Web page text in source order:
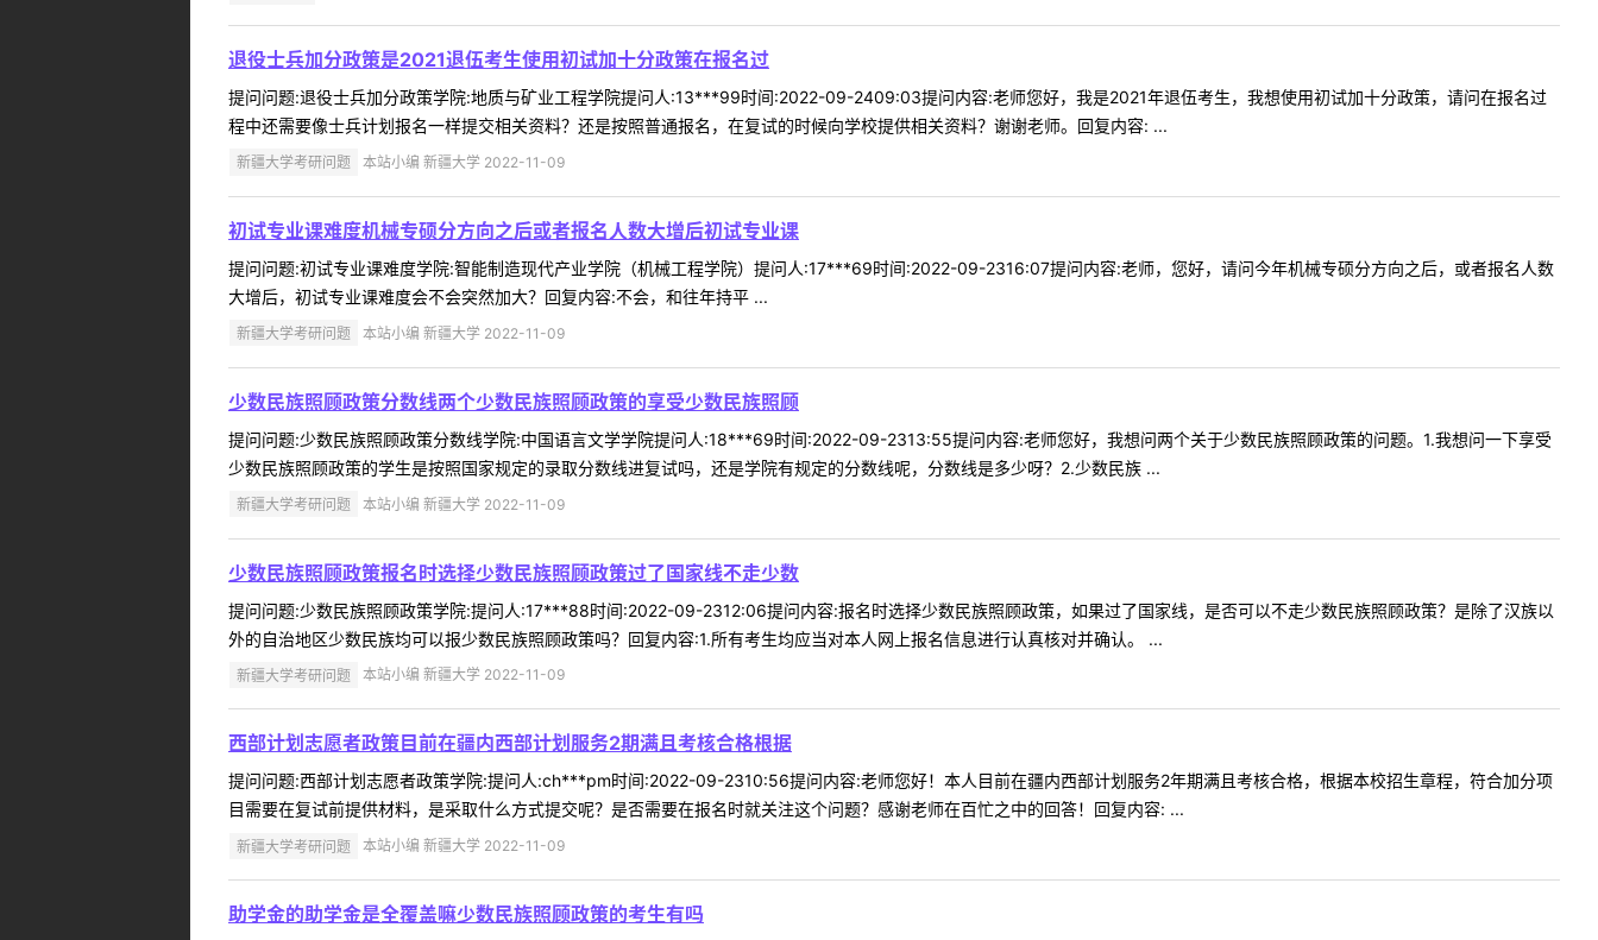
退役士兵加分政策是2021退伍考生使用初试加十分政策在报名过
提问问题:退役士兵加分政策学院:地质与矿业工程学院提问人:13***99时间:2022-09-2409:03提问内容:老师您好，我是2021年退伍考生，我想使用初试加十分政策，请问在报名过
程中还需要像士兵计划报名一样提交相关资料？还是按照普通报名，在复试的时候向学校提供相关资料？谢谢老师。回复内容: ...
新疆大学考研问题 本站小编 新疆大学 2022-11-09
初试专业课难度机械专硕分方向之后或者报名人数大增后初试专业课
提问问题:初试专业课难度学院:智能制造现代产业学院（机械工程学院）提问人:17***69时间:2022-09-2316:07提问内容:老师，您好，请问今年机械专硕分方向之后，或者报名人数
大增后，初试专业课难度会不会突然加大？回复内容:不会，和往年持平 ...
新疆大学考研问题 本站小编 新疆大学 2022-11-09
少数民族照顾政策分数线两个少数民族照顾政策的享受少数民族照顾
提问问题:少数民族照顾政策分数线学院:中国语言文学学院提问人:18***69时间:2022-09-2313:55提问内容:老师您好，我想问两个关于少数民族照顾政策的问题。1.我想问一下享受
少数民族照顾政策的学生是按照国家规定的录取分数线进复试吗，还是学院有规定的分数线呢，分数线是多少呀？2.少数民族 ...
新疆大学考研问题 本站小编 新疆大学 2022-11-09
少数民族照顾政策报名时选择少数民族照顾政策过了国家线不走少数
提问问题:少数民族照顾政策学院:提问人:17***88时间:2022-09-2312:06提问内容:报名时选择少数民族照顾政策，如果过了国家线，是否可以不走少数民族照顾政策？是除了汉族以
外的自治地区少数民族均可以报少数民族照顾政策吗？回复内容:1.所有考生均应当对本人网上报名信息进行认真核对并确认。 ...
新疆大学考研问题 本站小编 新疆大学 2022-11-09
西部计划志愿者政策目前在疆内西部计划服务2期满且考核合格根据
提问问题:西部计划志愿者政策学院:提问人:ch***pm时间:2022-09-2310:56提问内容:老师您好！本人目前在疆内西部计划服务2年期满且考核合格，根据本校招生章程，符合加分项
目需要在复试前提供材料，是采取什么方式提交呢？是否需要在报名时就关注这个问题？感谢老师在百忙之中的回答！回复内容: ...
新疆大学考研问题 本站小编 新疆大学 2022-11-09
助学金的助学金是全覆盖嘛少数民族照顾政策的考生有吗